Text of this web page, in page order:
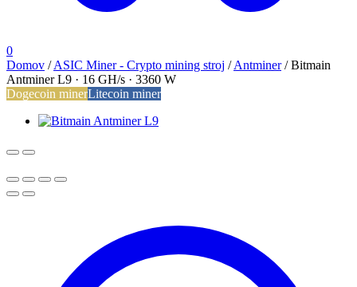
0
Domov /ASIC Miner - Crypto mining stroj /Antminer/Bitmain
Antminer L9 · 16 GH/s · 3360 W
Dogecoin minerLitecoin miner